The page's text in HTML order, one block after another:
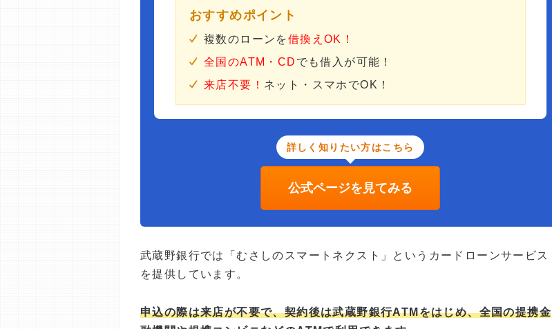
おすすめポイント
複数のローンを借換えOK！
全国のATM・CD でも借入が可能！
来店不要！ ネット・スマホでOK！
詳しく知りたい方はこちら
公式ページを見てみる
武蔵野銀行では「むさしのスマートネクスト」というカードローンサービス
を提供しています。
申込の際は来店が不要で、契約後は武蔵野銀行ATMをはじめ、全国の提携金